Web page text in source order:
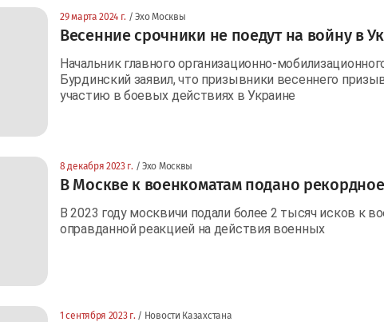
29 марта 2024 г. / Эхо Москвы
Весенние срочники не поедут на войну в
Начальник главного организационно-
Бурдинский заявил, что призывники весеннего
участию в боевых действиях в Украине
8 декабря 2023 г. / Эхо Москвы
В Москве к военкоматам подано
В 2023 году москвичи подали более 2 тысяч исков к
оправданной реакцией на действия военных
1 сентября 2023 г. / Новости Казахстана